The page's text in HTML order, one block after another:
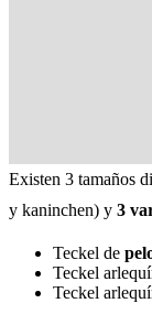
Existen 3 tamaños
y kaninchen) y 3
Teckel de
Teckel
Teckel